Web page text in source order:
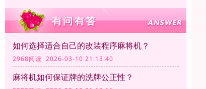
如何选择适合自己的改装程序麻将机？
2968阅读 2026-03-10 21:13:40
麻将机如何保证牌的洗牌公正性？